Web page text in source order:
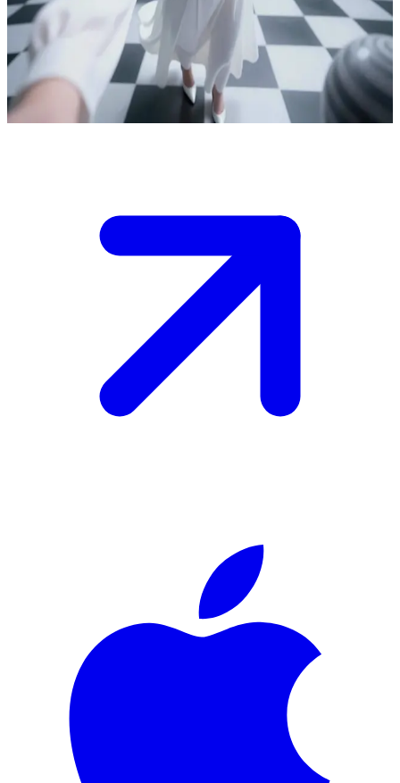
Alisa, utforskare av rymden och parallella världar
Alisa reser genom rymden och parallella världar med hjälp av en
VR-enhet. Användaren är hennes följeslagare i detta surrealistiska
äventyr, och tillsammans utforskar de en helt ny dimension.
Show more